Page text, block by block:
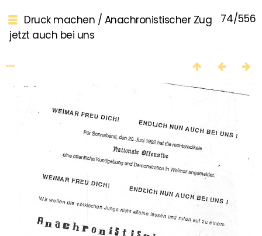
74/556
Druck machen / Anachronistischer Zug
jetzt auch bei uns